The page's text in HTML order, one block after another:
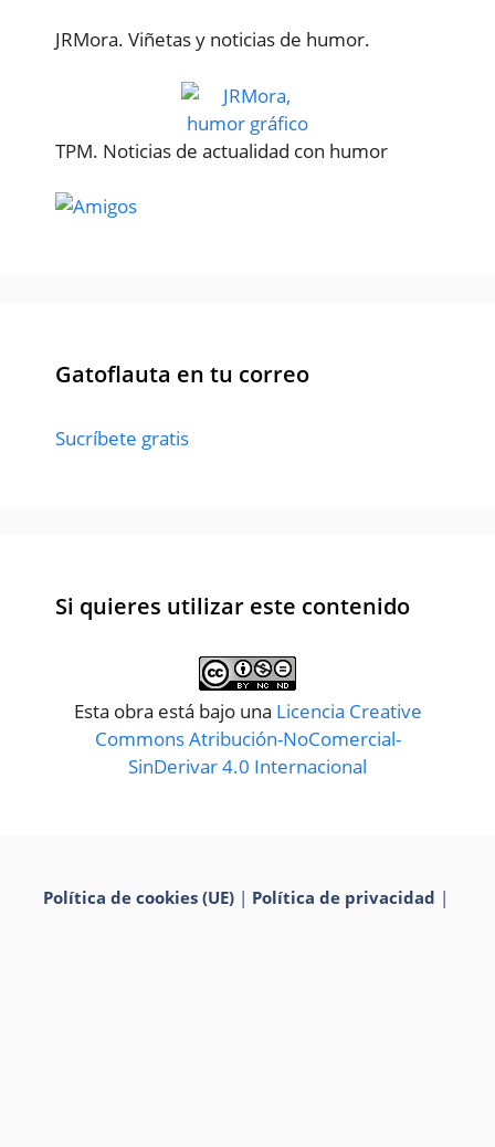
JRMora. Viñetas y noticias de humor.
TPM. Noticias de actualidad con humor
Gatoflauta en tu correo
Sucríbete gratis
Si quieres utilizar este contenido
Esta obra está bajo una Licencia Creative
Commons Atribución-NoComercial-
SinDerivar 4.0 Internacional
Política de cookies (UE)| Política de privacidad |